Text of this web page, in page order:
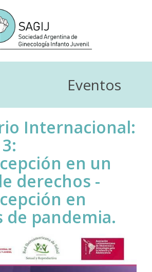
Eventos
Internacional:
en un
derechos -
en
de pandemia.